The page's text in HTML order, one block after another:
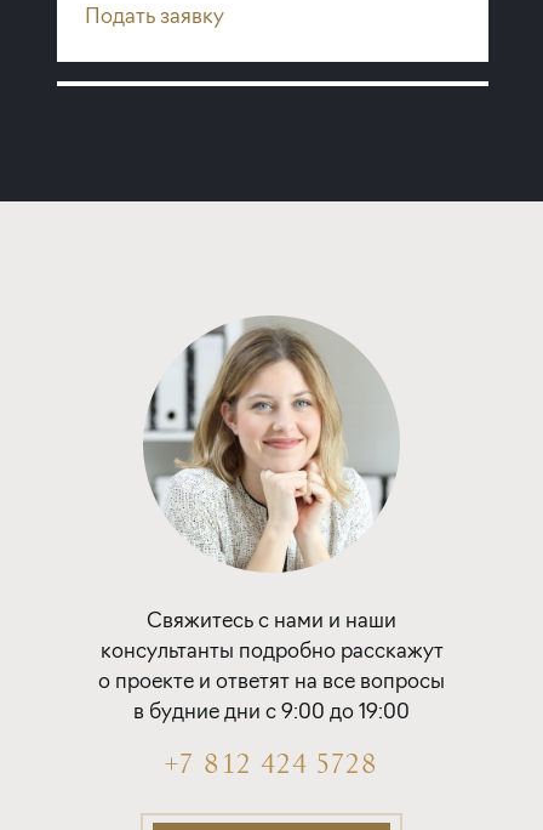
Подать заявку
до 30 лет
платёж
227 454 руб.
Подать заявку
Программа от Сбербанка
Покупка квартиры в строящемся доме
с субсидией от Застройщика
ставка
1-й взнос
до 30 лет
227 454 руб.
Свяжитесь с нами и наши
консультанты подробно расскажут
о проекте и ответят на все вопросы
в будние дни с 9:00 до 19:00
+7 812 424 5728